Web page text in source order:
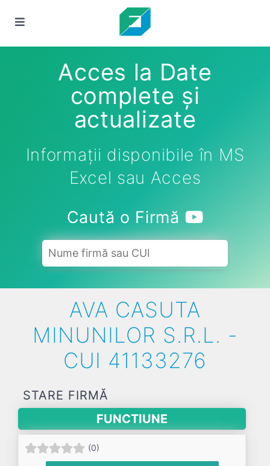
Acces la Date
complete și
actualizate
Informații disponibile în MS
Excel sau Acces
Caută o Firmă
AVA CASUTA
MINUNILOR S.R.L. -
CUI 41133276
STARE FIRMĂ
FUNCTIUNE
(0)